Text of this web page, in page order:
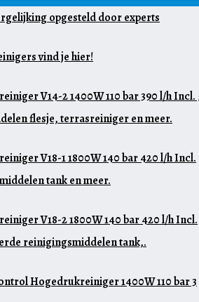
opgesteld door experts
vind je hier!
V14-2 1400W 110 bar 390 l/h Incl.
flesje, terrasreiniger en meer.
V18-1 1800W 140 bar 420 l/h Incl.
tank en meer.
V18-2 1800W 140 bar 420 l/h Incl.
reinigingsmiddelen tank,.
Hogedrukreiniger 1400W 110 bar 3